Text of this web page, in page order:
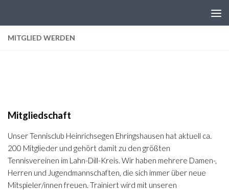
MITGLIED WERDEN
Mitgliedschaft
Unser Tennisclub Heinrichsegen Ehringshausen hat aktuell ca.
200 Mitglieder und gehört damit zu den größten
Tennisvereinen im Lahn-Dill-Kreis. Wir haben mehrere Damen-,
Herren und Jugendmannschaften, die sich immer über neue
Mitspieler/innen freuen. Trainiert wird mit unseren